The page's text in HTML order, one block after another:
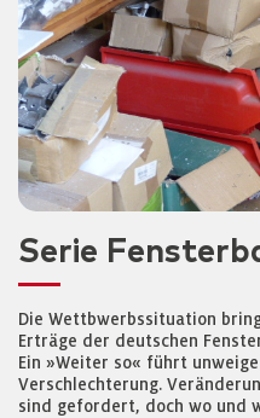
Serie
Die Wettbwerbssituation
Erträge der deutschen
Ein »Weiter so« führt
Verschlechterung.
sind gefordert, doch wo und